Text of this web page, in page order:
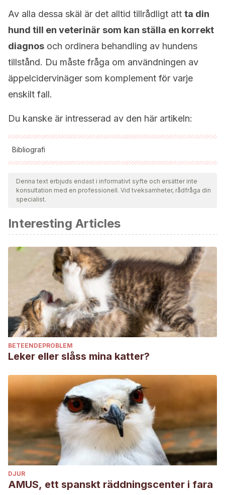
Av alla dessa skäl är det alltid tillrådligt att ta din
hund till en veterinär som kan ställa en korrekt
diagnos och ordinera behandling av hundens
tillstånd. Du måste fråga om användningen av
äppelcidervinäger som komplement för varje
enskilt fall.
Du kanske är intresserad av den här artikeln:
Bibliografi
Samtliga citerade källor har granskats noggrant av vårt team
för att säkerställa deras kvalitet, tillförlitlighet, aktualitet och
giltighet. Bibliografin för denna artikel ansågs vara tillförlitlig
Suárez, M. E. C. (2008). Remedios caseros para perros y
gatos. La Cúpula.
Stein, D. (2004). The Natural Remedy Book for Dogs and
Cats. B. Jain Publishers.
Mitre, A. R., & Burgoa, I. (2013). ¡Fuera Pulgas! Manual para
el control de pulgas en animales de compañía. (1.a ed.). A.
Robles Mitre.
Vinagre de manzana – Revistas UNMSM. Recogido el 27
de junio en
https://www.usmp.edu.pe/recursoshumanos/concurso2013/
el 27 de junio en
https://www.greatpetcare.com/wellness/apple-cider-
vinegar-for-dogs/
Denna text erbjuds endast i informativt syfte och ersätter inte
konsultation med en professionell. Vid tveksamheter, rådfråga din
specialist.
Interesting Articles
BETEENDEPROBLEM
Leker eller slåss mina katter?
DJUR
AMUS, ett spanskt räddningscenter i fara